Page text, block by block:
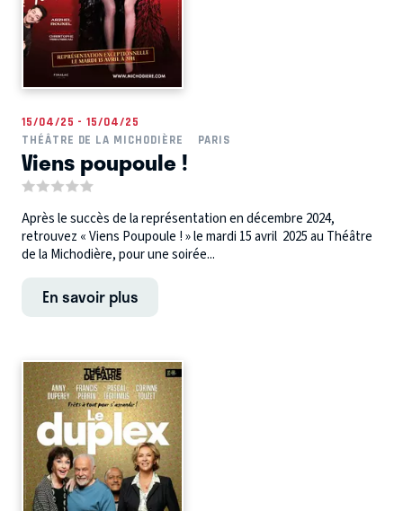
15/04/25 - 15/04/25
THÉÂTRE DE LA MICHODIÈRE
PARIS
Viens poupoule !
Après le succès de la représentation en décembre 2024,
retrouvez « Viens Poupoule ! » le mardi 15 avril 2025 au Théâtre
de la Michodière, pour une soirée...
En savoir plus